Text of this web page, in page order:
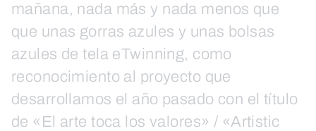
mañana, nada más y nada menos que
que unas gorras azules y unas bolsas
azules de tela eTwinning, como
reconocimiento al proyecto que
desarrollamos el año pasado con el título
de «El arte toca los valores» / «Artistic